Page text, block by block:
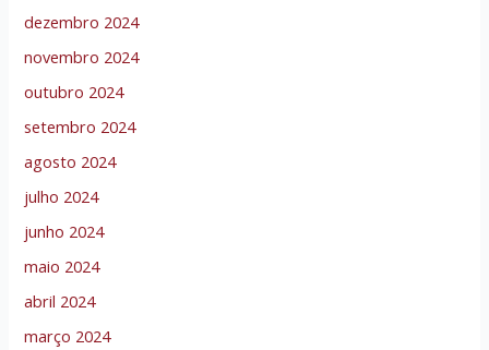
dezembro 2024
novembro 2024
outubro 2024
setembro 2024
agosto 2024
julho 2024
junho 2024
maio 2024
abril 2024
março 2024